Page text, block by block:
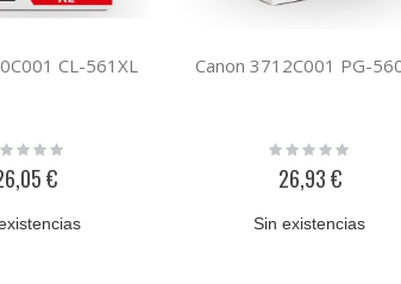
CL-561XL
€
Canon 3712C001 PG-
Rating:
26,93 €
Sin existencias